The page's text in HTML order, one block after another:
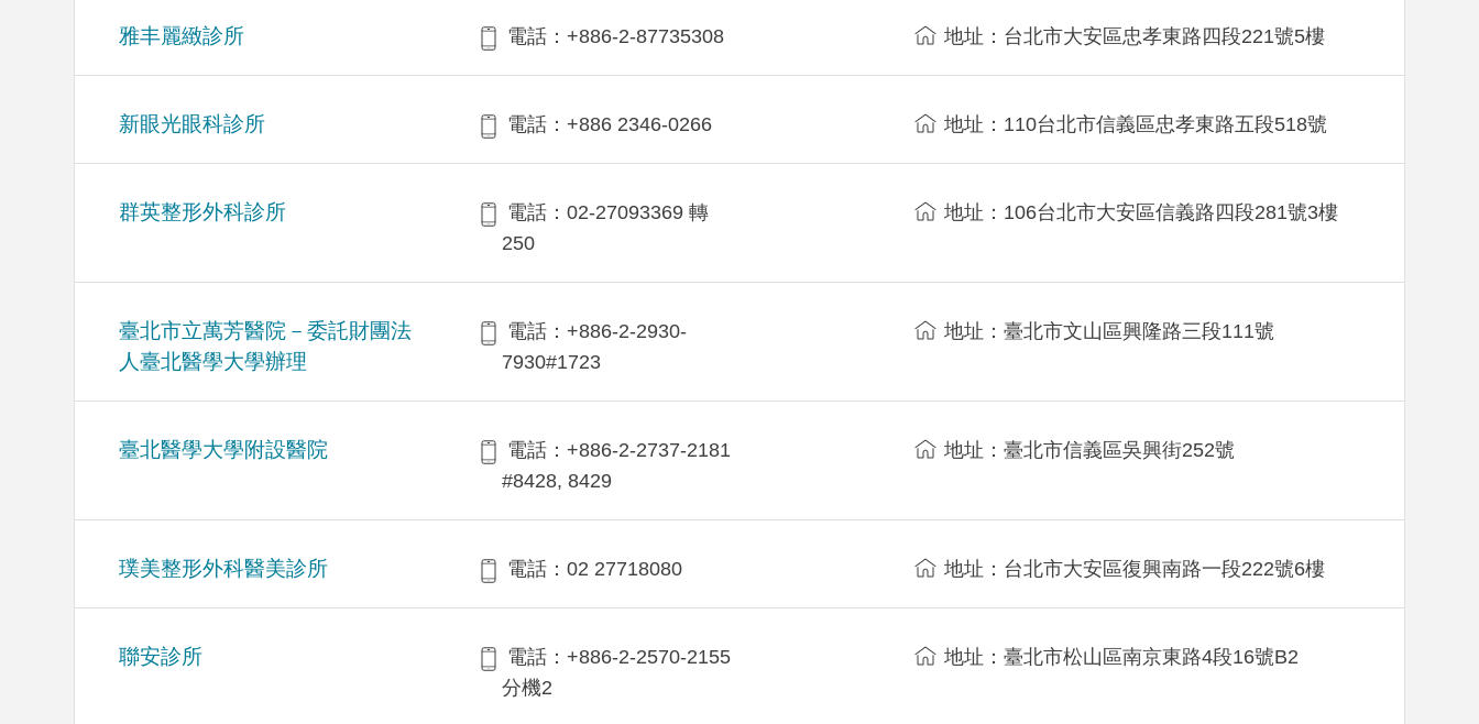
雅丰麗緻診所 電話：+886-2-87735308 地址：台北市大安區忠孝東路四段221號5樓
新眼光眼科診所 電話：+886 2346-0266 地址：110台北市信義區忠孝東路五段518號
群英整形外科診所
電話：02-27093369 轉
250
地址：106台北市大安區信義路四段281號3樓
臺北市立萬芳醫院－委託財團法
人臺北醫學大學辦理
電話：+886-2-2930-
7930#1723
地址：臺北市文山區興隆路三段111號
臺北醫學大學附設醫院
電話：+886-2-2737-2181
#8428, 8429
地址：臺北市信義區吳興街252號
璞美整形外科醫美診所 電話：02 27718080 地址：台北市大安區復興南路一段222號6樓
聯安診所
電話：+886-2-2570-2155
分機2
地址：臺北市松山區南京東路4段16號B2